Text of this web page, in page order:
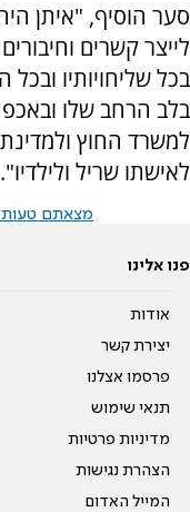
סער הוסיף, "איתן
לייצר קשרים
בכל שליחויותיו
בלב הרחב שלו
למשרד החוץ
לאישתו שריל ולילדיו".
מצאתם טעות
פנו אלינו
אודות
יצירת קשר
פרסמו אצלנו
תנאי שימוש
מדיניות פרטיות
הצהרת נגישות
המייל האדום